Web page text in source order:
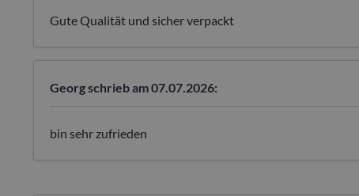
Gute Qualität und sicher verpackt
Georgschrieb am 07.07.2026:
bin sehr zufrieden